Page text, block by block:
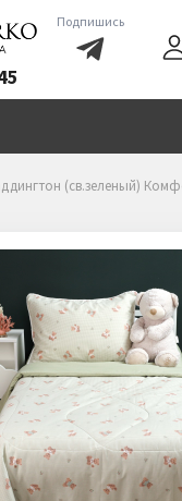
Подпишись
(св.зеленый)